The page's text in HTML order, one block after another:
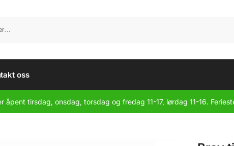
oss
åpent tirsdag, onsdag, torsdag og fredag 11-17, lørdag 11-16.